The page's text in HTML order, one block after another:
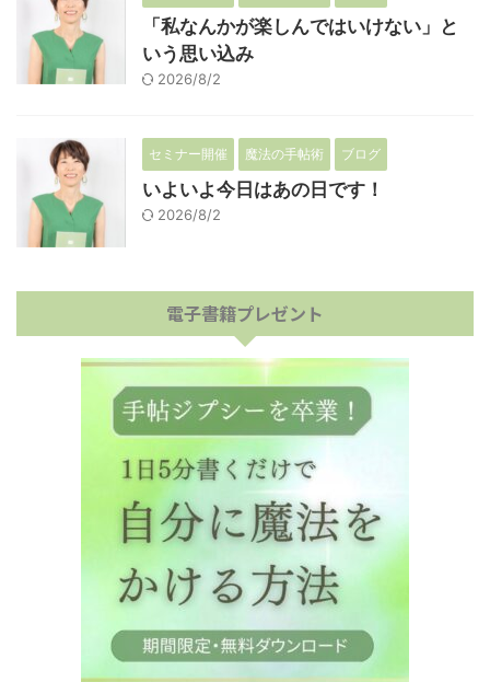
「私なんかが楽しんではいけない」と
いう思い込み
2026/8/2
セミナー開催 魔法の手帖術 ブログ
いよいよ今日はあの日です！
2026/8/2
電子書籍プレゼント